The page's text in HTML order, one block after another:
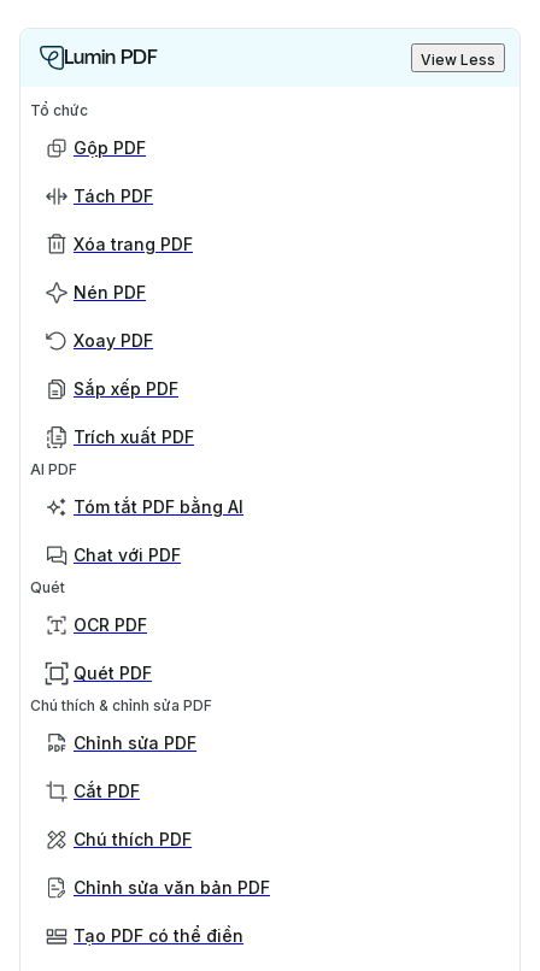
Lumin PDF View Less
Tổ chức
Gộp PDF
Tách PDF
Xóa trang PDF
Nén PDF
Xoay PDF
Sắp xếp PDF
Trích xuất PDF
AI PDF
Tóm tắt PDF bằng AI
Chat với PDF
Quét
OCR PDF
Quét PDF
Chú thích & chỉnh sửa PDF
Chỉnh sửa PDF
Cắt PDF
Chú thích PDF
Chỉnh sửa văn bản PDF
Tạo PDF có thể điền